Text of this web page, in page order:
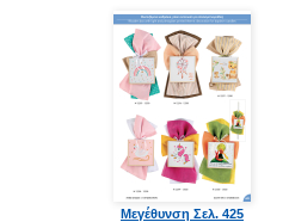
Μεγέθυνση Σελ. 425